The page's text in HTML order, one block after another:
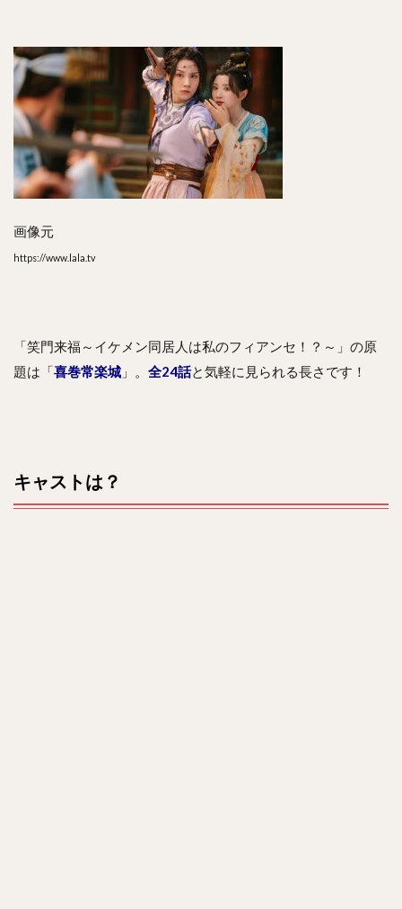
画像元
https://www.lala.tv
「笑門来福～イケメン同居人は私のフィアンセ！？～」の原
題は「喜巻常楽城 」。 全24話と気軽に見られる長さです！
キャストは？